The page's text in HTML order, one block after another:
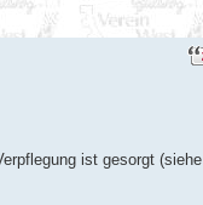
ist gesorgt (siehe